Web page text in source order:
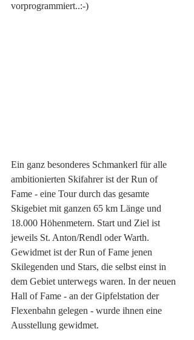
vorprogrammiert..:-)
Ein ganz besonderes Schmankerl für alle
ambitionierten Skifahrer ist der Run of
Fame - eine Tour durch das gesamte
Skigebiet mit ganzen 65 km Länge und
18.000 Höhenmetern. Start und Ziel ist
jeweils St. Anton/Rendl oder Warth.
Gewidmet ist der Run of Fame jenen
Skilegenden und Stars, die selbst einst in
dem Gebiet unterwegs waren. In der neuen
Hall of Fame - an der Gipfelstation der
Flexenbahn gelegen - wurde ihnen eine
Ausstellung gewidmet.